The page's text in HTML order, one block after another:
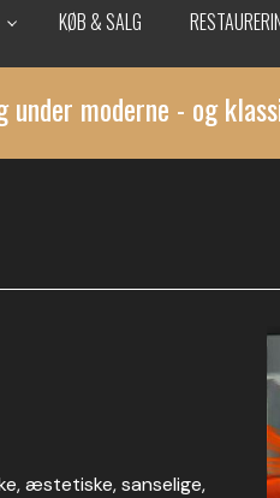
KØB & SALG
under moderne - og
æstetiske, sanselige,